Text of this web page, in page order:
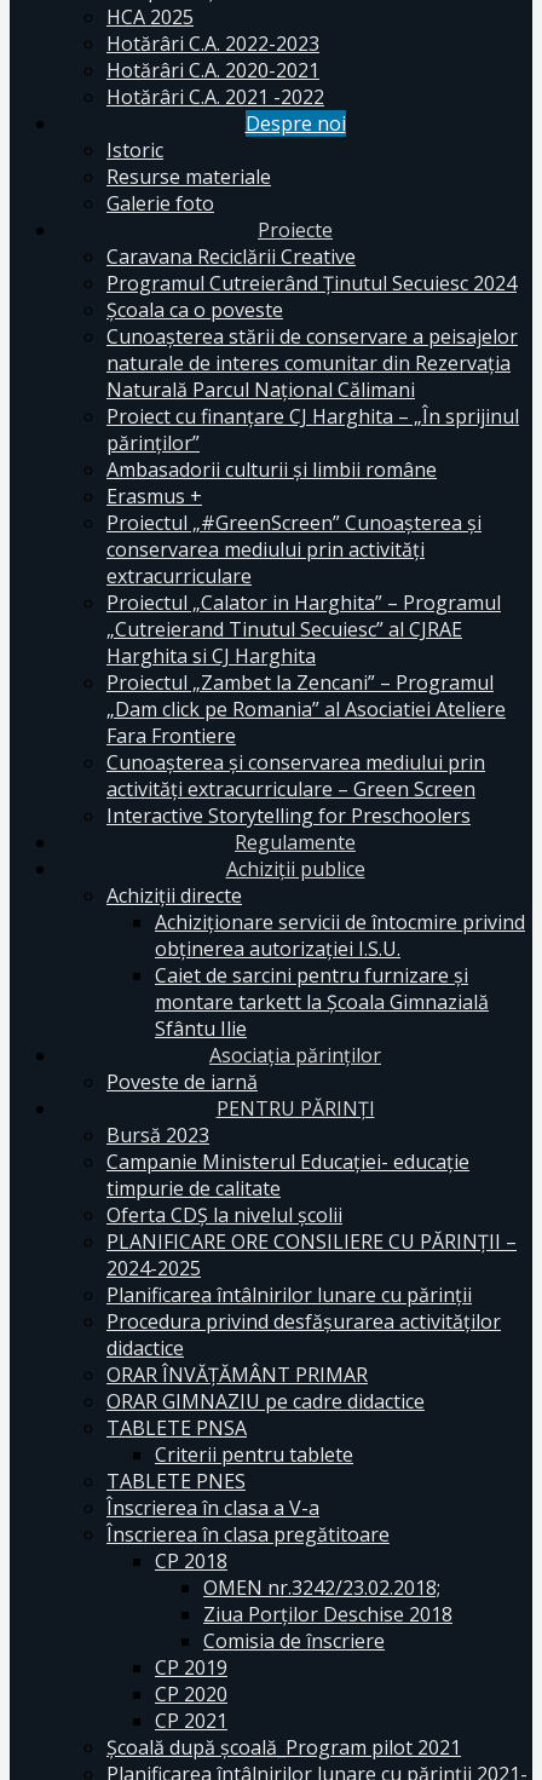
HCA 2025
Hotărâri C.A. 2022-2023
Hotărâri C.A. 2020-2021
Hotărâri C.A. 2021 -2022
Despre noi
Istoric
Resurse materiale
Galerie foto
Proiecte
Caravana Reciclării Creative
Programul Cutreierând Ținutul Secuiesc 2024
Școala ca o poveste
Cunoaşterea stării de conservare a peisajelor
naturale de interes comunitar din Rezervaţia
Naturală Parcul Naţional Călimani
Proiect cu finanţare CJ Harghita – „În sprijinul
părinţilor”
Ambasadorii culturii și limbii române
Erasmus +
Proiectul „#GreenScreen” Cunoașterea şi
conservarea mediului prin activităţi
extracurriculare
Proiectul „Calator in Harghita” – Programul
„Cutreierand Tinutul Secuiesc” al CJRAE
Harghita si CJ Harghita
Proiectul „Zambet la Zencani” – Programul
„Dam click pe Romania” al Asociatiei Ateliere
Fara Frontiere
Cunoașterea și conservarea mediului prin
activități extracurriculare – Green Screen
Interactive Storytelling for Preschoolers
Regulamente
Achiziții publice
Achiziții directe
Achiziționare servicii de întocmire privind
obținerea autorizației I.S.U.
Caiet de sarcini pentru furnizare și
montare tarkett la Școala Gimnazială
Sfântu Ilie
Asociația părinților
Poveste de iarnă
PENTRU PĂRINȚI
Bursă 2023
Campanie Ministerul Educației- educație
timpurie de calitate
Oferta CDŞ la nivelul şcolii
PLANIFICARE ORE CONSILIERE CU PĂRINȚII –
2024-2025
Planificarea întâlnirilor lunare cu părinții
Procedura privind desfășurarea activităților
didactice
ORAR ÎNVĂȚĂMÂNT PRIMAR
ORAR GIMNAZIU pe cadre didactice
TABLETE PNSA
Criterii pentru tablete
TABLETE PNES
Înscrierea în clasa a V-a
Înscrierea în clasa pregătitoare
CP 2018
OMEN nr.3242/23.02.2018;
Ziua Porților Deschise 2018
Comisia de înscriere
CP 2019
CP 2020
CP 2021
Școală după școală_Program pilot 2021
Planificarea întâlnirilor lunare cu părinții 2021-